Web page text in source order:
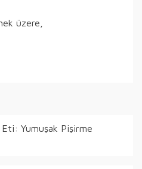
üzere,
Eti: Yumuşak Pişirme